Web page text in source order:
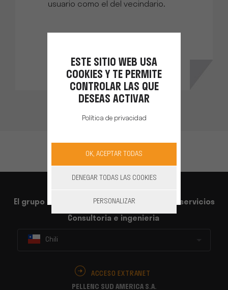
usuario como el del vecindario.
El grupo Nuestros productos
Nuestros servicios
Consultoria e ingenieria
Chili
ACCESO EXTRANET
PELLENC SUD AMERICA S.A.
ESTE SITIO WEB USA
COOKIES Y TE PERMITE
CONTROLAR LAS QUE
DESEAS ACTIVAR
Política de privacidad
OK, ACEPTAR TODAS
DENEGAR TODAS LAS COOKIES
PERSONALIZAR